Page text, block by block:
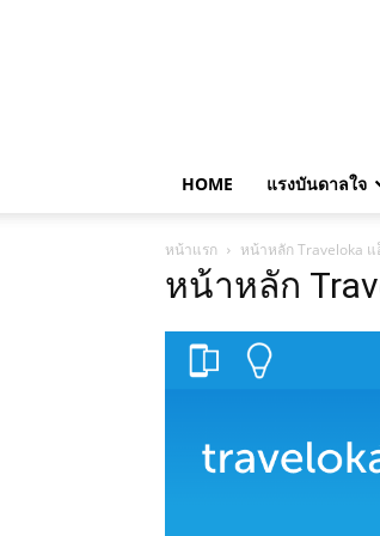
HOME แรงบันดาลใจ
หน้าแรก หน้าหลัก Traveloka
หน้าหลัก